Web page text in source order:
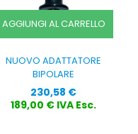
AGGIUNGI AL CARRELLO
NUOVO ADATTATORE
BIPOLARE
Prezzo
230,58 €
189,00 € IVA Esc.